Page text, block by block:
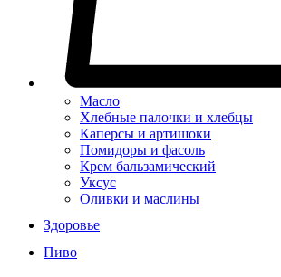
Масло
Хлебные палочки и хлебцы
Каперсы и артишоки
Помидоры и фасоль
Крем бальзамический
Уксус
Оливки и маслины
Здоровье
Пиво